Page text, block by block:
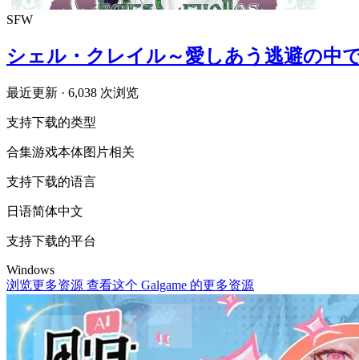
SFW
シェル・クレイル～愛しあう逃避の中
最近更新 · 6,038 次浏览
支持下载的类型
合集游戏本体图片相关
支持下载的语言
日语简体中文
支持下载的平台
Windows
浏览更多资源 查看这个 Galgame 的更多资源